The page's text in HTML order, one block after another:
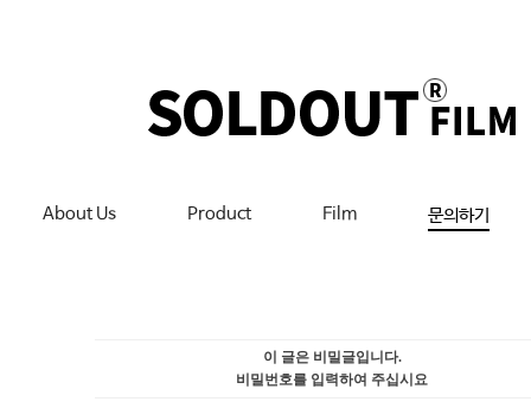
About Us Product Film 문의하기
이 글은 비밀글입니다.
비밀번호를 입력하여 주십시요